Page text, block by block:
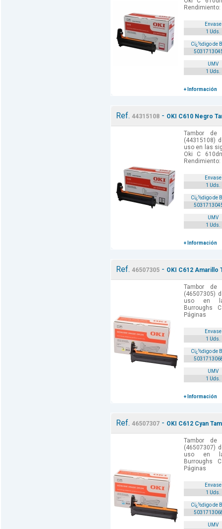
Envase
1 Uds.
Cï¿½digo de
UMV
1 Uds.
+ Información
Ref. 44315108- OKI C610 Negro
Tambor de
(44315108)
uso en las
Oki C
Envase
1 Uds.
Cï¿½digo de
UMV
1 Uds.
+ Información
Ref. 46507305- OKI C612 Amarillo
Tambor de
(46507305)
uso en
Burroughs
Páginas
Envase
1 Uds.
Cï¿½digo de
UMV
1 Uds.
+ Información
Ref. 46507307- OKI C612 Cyan
Tambor de
(46507307)
uso en
Burroughs
Páginas
Envase
1 Uds.
Cï¿½digo de
UMV